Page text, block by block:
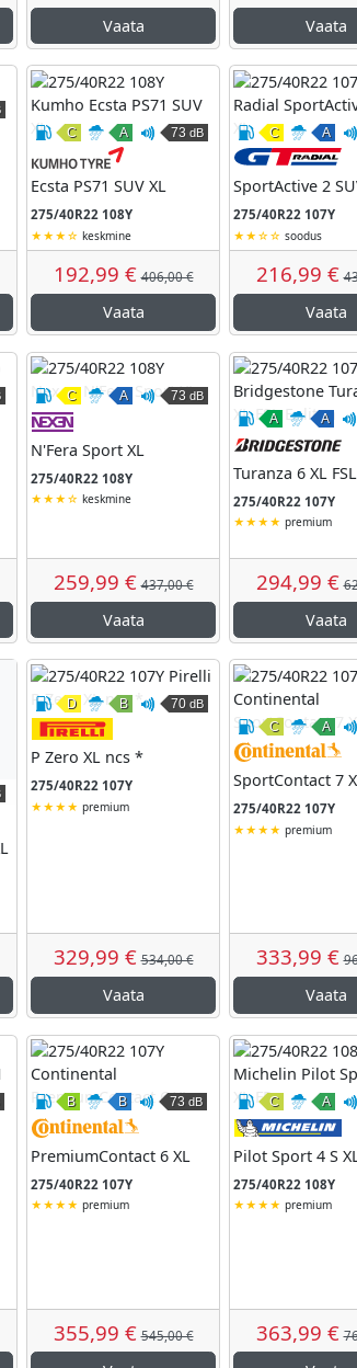
Vaata Vaata
veeremismüra
Davanti
Kütusesäästlikkus
C
Märghaardumine
A
Väline veeremismüra
73 dB
Kumho
Ecsta PS71 SUV XL
275/40R22 108Y
keskmine
192,99 € 406,00 €
Vaata
C A
SportActive 2
275/40R22 107Y
soodus
216,99 €
Vaata
veeremismüra
Toyo
Kütusesäästlikkus
C
Märghaardumine
A
Väline veeremismüra
73 dB
N'Fera Sport XL
275/40R22 108Y
keskmine
259,99 € 437,00 €
Vaata
A A
Turanza 6 XL
275/40R22 107Y
premium
294,99 €
Vaata
veeremismüra
Bridgestone
Kütusesäästlikkus
D
Märghaardumine
B
Väline veeremismüra
70 dB
Pirelli
P Zero XL ncs *
275/40R22 107Y
premium
329,99 € 534,00 €
Vaata
C A
SportContact 7
275/40R22 107Y
premium
333,99 €
Vaata
veeremismüra
Bridgestone
Kütusesäästlikkus
B
Märghaardumine
B
Väline veeremismüra
73 dB
Continental
PremiumContact 6 XL
275/40R22 107Y
premium
355,99 € 545,00 €
C A
Pilot Sport 4 S
275/40R22 108Y
premium
363,99 €